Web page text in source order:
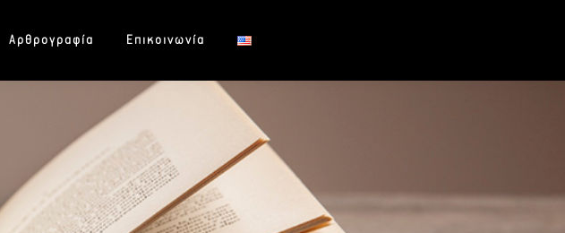
Αρθρογραφία Επικοινωνία